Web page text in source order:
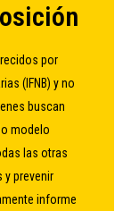
por
(IFNB) y no
buscan
modelo
las otras
y prevenir
informe